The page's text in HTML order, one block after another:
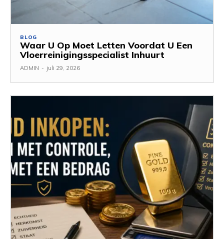
BLOG
Waar U Op Moet Letten Voordat U Een
Vloerreinigingsspecialist Inhuurt
ADMIN - juli 29, 2026